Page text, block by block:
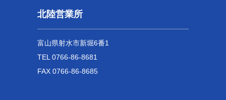
北陸営業所
富山県射水市新堀6番1
TEL 0766-86-8681
FAX 0766-86-8685